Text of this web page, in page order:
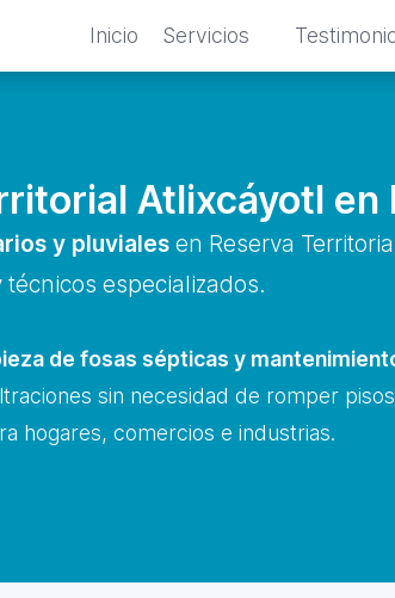
Inicio Servicios
Atlixcáyotl en
y pluviales en Reserva
especializados.
de fosas sépticas y
sin necesidad de romper
hogares, comercios e industrias.